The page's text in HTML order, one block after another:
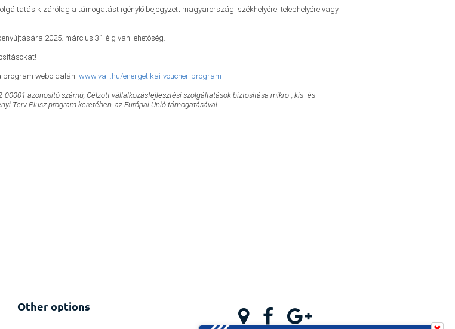
kizárólag a támogatást igénylő bejegyzett magyarországi székhelyére, telephelyére vagy
2025. március 31-éig van lehetőség.
program weboldalán: www.vali.hu/energetikai-voucher-program
azonosító számú, Célzott vállalkozásfejlesztési szolgáltatások biztosítása mikro-, kis- és
Terv Plusz program keretében, az Európai Unió támogatásával.
Other options